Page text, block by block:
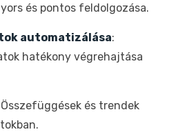
és pontos feldolgozása.
automatizálása:
hatékony végrehajtása
Összefüggések és trendek